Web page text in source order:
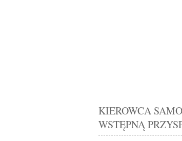
KIEROWCA
WSTĘPNĄ